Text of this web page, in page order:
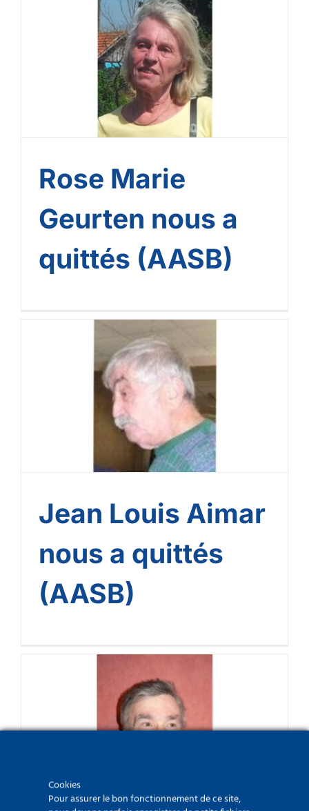
Rose Marie Geurten nous a
quittés (AASB)
Rose Marie
Geurten nous a
quittés (AASB)
Jean Louis Aimar nous a
quittés (AASB)
Jean Louis Aimar
nous a quittés
(AASB)
Roland Stenne nous a
Cookies
Pour assurer le bon fonctionnement de ce site,